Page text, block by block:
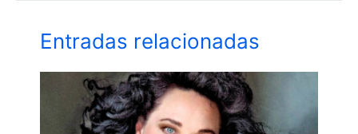
Entradas relacionadas